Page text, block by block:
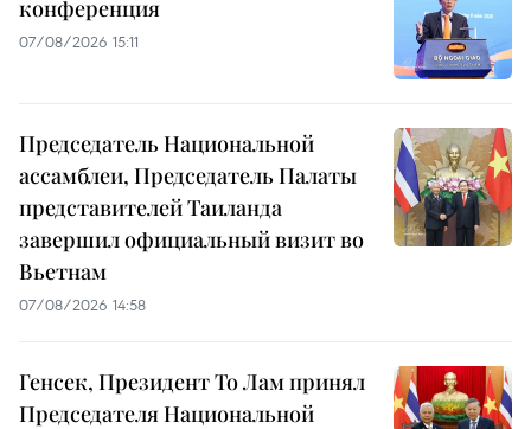
конференция
07/08/2026 15:11
Председатель Национальной
ассамблеи, Председатель Палаты
представителей Таиланда
завершил официальный визит во
Вьетнам
07/08/2026 14:58
Генсек, Президент То Лам принял
Председателя Национальной